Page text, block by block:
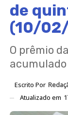
de
(10/
O prêmio
acumulado
Escrito Por
Atualizado em